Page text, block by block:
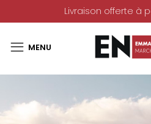
Livraison offerte à